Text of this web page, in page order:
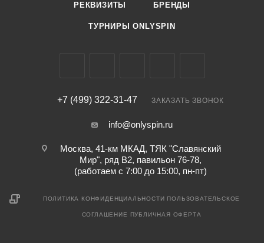
РЕКВИЗИТЫ БРЕНДЫ
ТУРНИРЫ ONLYSPIN
+7 (499) 322-31-47 ЗАКАЗАТЬ ЗВОНОК
info@onlyspin.ru
Москва, 41-км МКАД, ТЯК "Славянский
Мир", ряд В2, павильон 76-78,
(работаем с 7:00 до 15:00, пн-пт)
ПОЛИТИКА КОНФИДЕНЦИАЛЬНОСТИ ПОЛЬЗОВАТЕЛЬСКОЕ
СОГЛАШЕНИЕ ПУБЛИЧНАЯ ОФЕРТА